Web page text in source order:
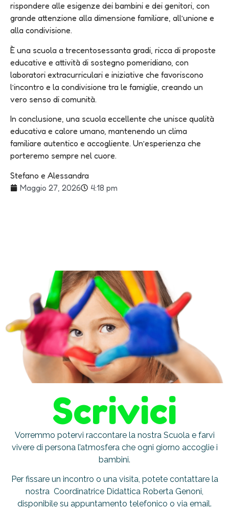
rispondere alle esigenze dei bambini e dei genitori, con
grande attenzione alla dimensione familiare, all’unione e
alla condivisione.
È una scuola a trecentosessanta gradi, ricca di proposte
educative e attività di sostegno pomeridiano, con
laboratori extracurriculari e iniziative che favoriscono
l’incontro e la condivisione tra le famiglie, creando un
vero senso di comunità.
In conclusione, una scuola eccellente che unisce qualità
educativa e calore umano, mantenendo un clima
familiare autentico e accogliente. Un’esperienza che
porteremo sempre nel cuore.
Stefano e Alessandra
Maggio 27, 2026
4:18 pm
Scrivici
Vorremmo potervi raccontare la nostra Scuola e farvi
vivere di persona l’atmosfera che ogni giorno accoglie i
bambini.
Per fissare un incontro o una visita, potete contattare la
nostra Coordinatrice Didattica Roberta Genoni,
disponibile su appuntamento telefonico o via email.